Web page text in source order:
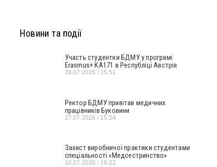
Новини та події
Участь студентки БДМУ у програмі
Erasmus+ KA171 в Республіці Австрія
28.07.2026 15:51
Ректор БДМУ привітав медичних
працівників Буковини
27.07.2026 15:24
Захист виробничої практики студентами
спеціальності «Медсестринство»
10.07.2026 16:22